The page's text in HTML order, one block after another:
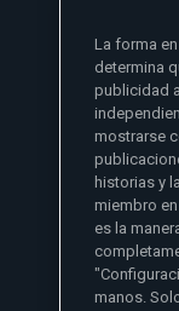
- Madre
Sitios de
Aci Prensa
Afiliados
Más
La forma
determina
publicidad
mostrarse
historias y
miembro
es la
manos.